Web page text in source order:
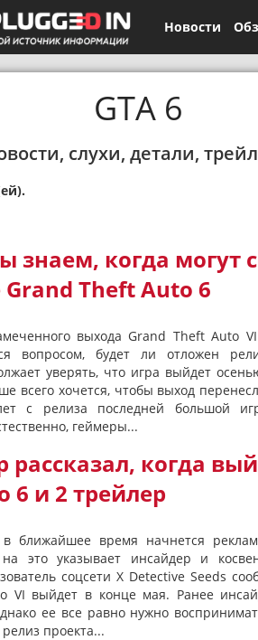
Новости
GTA 6
слухи, детали,
знаем, когда могут
Grand Theft Auto 6
выхода Grand Theft Auto VI
вопросом, будет ли отложен
уверять, что игра выйдет
всего хочется, чтобы выход
с релиза последней большой
геймеры...
рассказал, когда
6 и 2 трейлер
ближайшее время начнется
это указывает инсайдер и
соцсети X Detective Seeds
VI выйдет в конце мая. Ранее
ее все равно нужно
проекта...